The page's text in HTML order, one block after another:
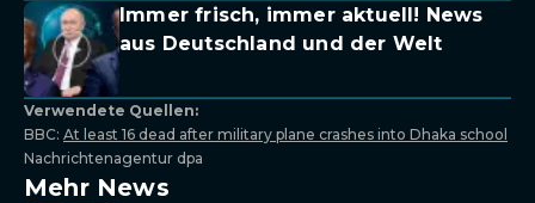
Immer frisch, immer aktuell! News
aus Deutschland und der Welt
Verwendete Quellen:
BBC: At least 16 dead after military plane crashes into Dhaka school
Nachrichtenagentur dpa
Mehr News